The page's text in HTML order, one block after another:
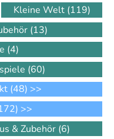
Kleine Welt (119)
(13)
(4)
(60)
(48) >>
>>
& Zubehör (6)